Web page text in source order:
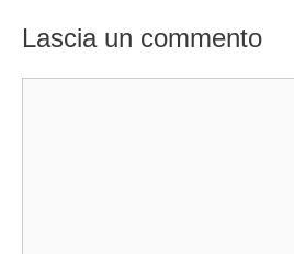
Lascia un commento